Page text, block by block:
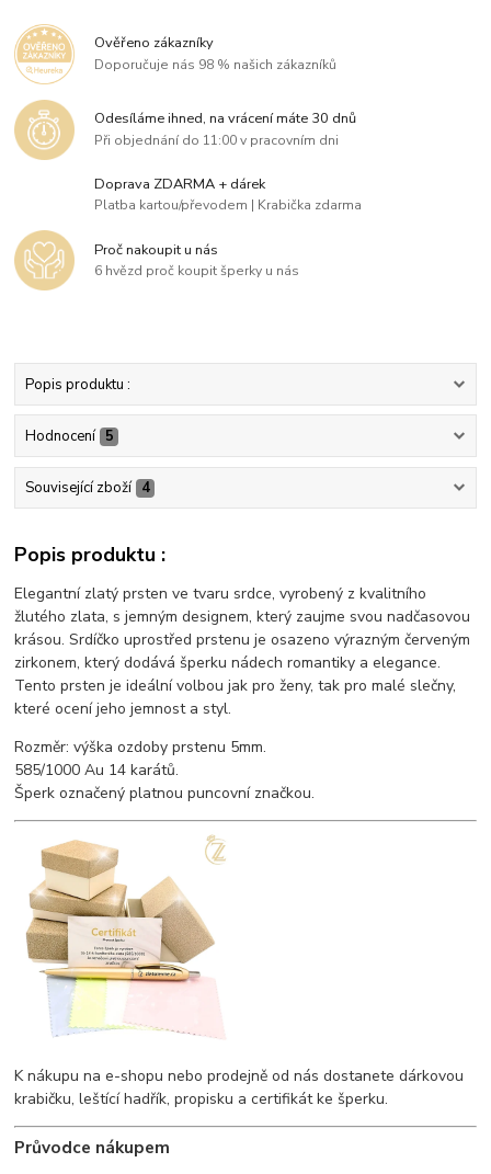
Ověřeno zákazníky
Doporučuje nás 98 % našich zákazníků
Odesíláme ihned, na vrácení máte 30 dnů
Při objednání do 11:00 v pracovním dni
Doprava ZDARMA + dárek
Platba kartou/převodem | Krabička zdarma
Proč nakoupit u nás
6 hvězd proč koupit šperky u nás
Popis produktu :
Hodnocení 5
Související zboží 4
Popis produktu :
Elegantní zlatý prsten ve tvaru srdce, vyrobený z kvalitního
žlutého zlata, s jemným designem, který zaujme svou nadčasovou
krásou. Srdíčko uprostřed prstenu je osazeno výrazným červeným
zirkonem, který dodává šperku nádech romantiky a elegance.
Tento prsten je ideální volbou jak pro ženy, tak pro malé slečny,
které ocení jeho jemnost a styl.
Rozměr: výška ozdoby prstenu 5mm.
585/1000 Au 14 karátů.
Šperk označený platnou puncovní značkou.
K nákupu na e-shopu nebo prodejně od nás dostanete dárkovou
krabičku, leštící hadřík, propisku a certifikát ke šperku.
Průvodce nákupem